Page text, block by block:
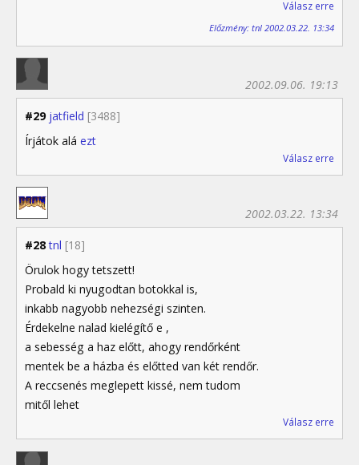
Válasz erre
Előzmény: tnl 2002.03.22. 13:34
#29 jatfield [3488]
2002.09.06. 19:13
Írjátok alá ezt
Válasz erre
#28 tnl [18]
2002.03.22. 13:34
Örulok hogy tetszett!
Probald ki nyugodtan botokkal is,
inkabb nagyobb nehezségi szinten.
Érdekelne nalad kielégítő e ,
a sebesség a haz előtt, ahogy rendőrként
mentek be a házba és előtted van két rendőr.
A reccsenés meglepett kissé, nem tudom
mitől lehet
Válasz erre